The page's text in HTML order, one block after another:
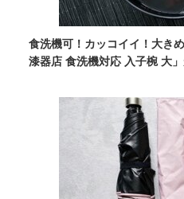
食洗機可！カッコイイ！大き
漆器店 食洗機対応 入子椀 大